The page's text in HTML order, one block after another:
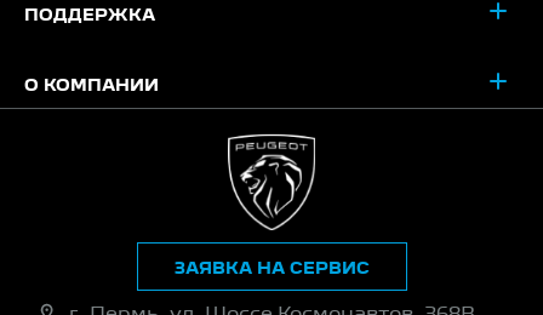
ПОДДЕРЖКА
О КОМПАНИИ
ЗАЯВКА НА СЕРВИС